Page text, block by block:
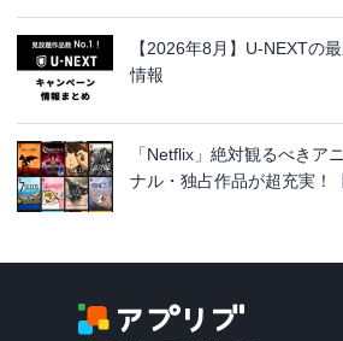
【2026年8月】U-NEXTの
情報
「Netflix」絶対観るべきア
ナル・独占作品が超充実！